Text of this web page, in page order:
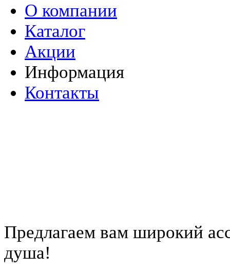
О компании
Каталог
Акции
Информация
Контакты
Предлагаем вам широкий
душа!